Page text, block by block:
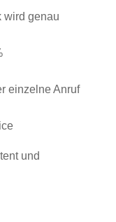
wird genau
einzelne Anruf
und